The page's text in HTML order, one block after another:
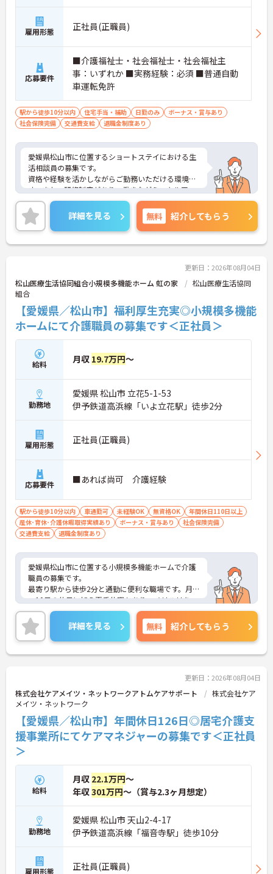
雇用形態 正社員(正職員)
応募要件
■介護福祉士・社会福祉士・社会福祉主
事：いずれか ■実務経験：必須 ■普通自動
車運転免許
駅から徒歩10分以内 住宅手当・補助 日勤のみ
ボーナス・賞与あり
社会保険完備
交通費支給 退職金制度あり
愛媛県松山市に位置するショートステイにおける生
活相談員の募集です。
資格や経験を活かしながらご勤務いただける環境で
す。また、研修制度があり、働きながらスキルアッ
プが目指せる環境です。
ご興味のある方には、面接対策ポイントなど、さら
に詳細をご案内しますのでお気軽にご相談くださ
い！
詳細を見る 無料 紹介してもらう
更新日：2026年08月04日
松山医療生活協同組合小規模多機能ホーム 虹の家
松山医療生活協同
組合
【愛媛県／松山市】福利厚生充実◎小規模多機能
ホームにて介護職員の募集です＜正社員＞
給料 月収 19.7万円～
勤務地
愛媛県 松山市 立花5-1-53
伊予鉄道高浜線「いよ立花駅」徒歩2分
雇用形態 正社員(正職員)
応募要件 ■あれば尚可 介護経験
駅から徒歩10分以内 車通勤可 未経験OK 無資格OK
年間休日110日以上
産休･育休･介護休暇取得実績あり
ボーナス・賞与あり
社会保険完備
交通費支給
退職金制度あり
愛媛県松山市に位置する小規模多機能ホームで介護
職員の募集です。
最寄り駅から徒歩2分と通勤に便利な職場です。月9
～10日の休日に加え夏季休暇もあり、メリハリをつ
けて働けます。夜勤手当や各種手当も整っており、
地域密着型の介護サービスに携わりながら経験を積
める環境です。
ご興味のある方には、面接対策ポイントなどさらに
詳細をお話いたしますので、お気軽にご相談くださ
■ 駅近で通勤負担を軽減
毎日の通勤がしやすい環境です
・最寄り駅から徒歩2分
・マイカー通勤可能
→ 通勤方法を選びながら無理なく働きやすい環境で
す♪
■ 地域に寄り添う介護を実践
利用者様と継続的に関われる環境です
・レクリエーション業務あり
詳細を見る 無料 紹介してもらう
更新日：2026年08月04日
株式会社ケアメイツ・ネットワークアトムケアサポート
株式会社ケア
メイツ・ネットワーク
【愛媛県／松山市】年間休日126日◎居宅介護支
援事業所にてケアマネジャーの募集です＜正社員
＞
給料
月収 22.1万円～
年収301万円～（賞与2.3ヶ月想定）
勤務地
愛媛県 松山市 天山2-4-17
伊予鉄道高浜線「福音寺駅」徒歩10分
雇用形態 正社員(正職員)